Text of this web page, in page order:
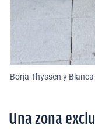
Borja Thyssen y
Una zona